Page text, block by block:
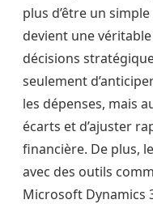
plus d’être un
devient une
décisions
seulement
les dépenses, mais
écarts et d’ajuster
financière. De plus,
avec des outils
Microsoft Dynamics